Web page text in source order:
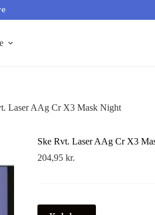
Laser AAg Cr X3 Mask Night
Ske Rvt. Laser AAg Cr X3
204,95kr.